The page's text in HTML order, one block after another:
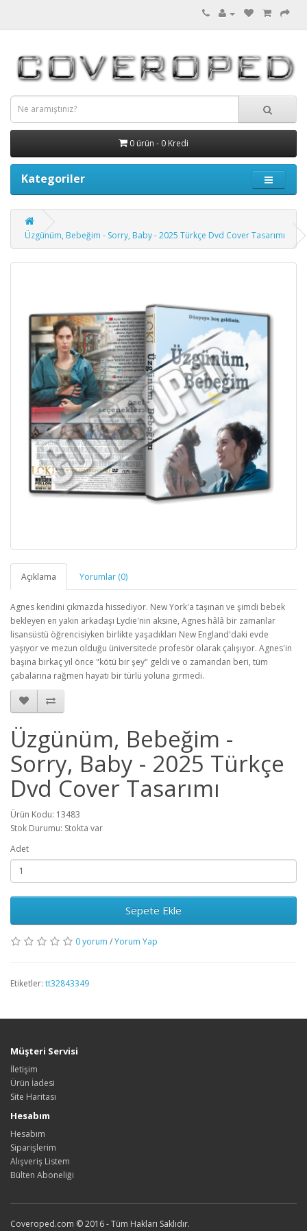
0 ürün - 0 Kredi
Kategoriler
Üzgünüm, Bebeğim - Sorry, Baby - 2025 Türkçe Dvd Cover Tasarımı
Açıklama Yorumlar (0)
Agnes kendini çıkmazda hissediyor. New York'a taşınan ve şimdi bebek
bekleyen en yakın arkadaşı Lydie'nin aksine, Agnes hâlâ bir zamanlar
lisansüstü öğrencisiyken birlikte yaşadıkları New England'daki evde
yaşıyor ve mezun olduğu üniversitede profesör olarak çalışıyor. Agnes'in
başına birkaç yıl önce "kötü bir şey" geldi ve o zamandan beri, tüm
çabalarına rağmen hayatı bir türlü yoluna girmedi.
Üzgünüm, Bebeğim -
Sorry, Baby - 2025 Türkçe
Dvd Cover Tasarımı
Ürün Kodu: 13483
Stok Durumu: Stokta var
Adet
Sepete Ekle
0 yorum /Yorum Yap
Etiketler: tt32843349
Müşteri Servisi
İletişim
Ürün İadesi
Site Haritası
Hesabım
Hesabım
Siparişlerim
Alışveriş Listem
Bülten Aboneliği
Coveroped.com © 2016 - Tüm Hakları Saklıdır.